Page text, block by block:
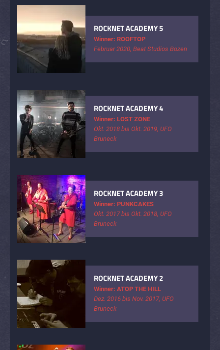
ROCKNET ACADEMY 5
Winner: ROOFTOP
Februar 2020, Beat Studios Bozen
ROCKNET ACADEMY 4
Winner: LOST ZONE
Okt. 2018 bis Okt. 2019, UFO
Bruneck
ROCKNET ACADEMY 3
Winner: PUNKCAKES
Okt. 2017 bis Okt. 2018, UFO
Bruneck
ROCKNET ACADEMY 2
Winner: ATOP THE HILL
Dez. 2016 bis Nov. 2017, UFO
Bruneck